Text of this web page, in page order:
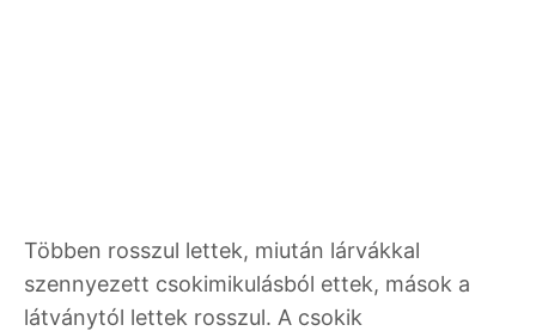
Többen rosszul lettek, miután lárvákkal
szennyezett csokimikulásból ettek, mások a
látványtól lettek rosszul. A csokik